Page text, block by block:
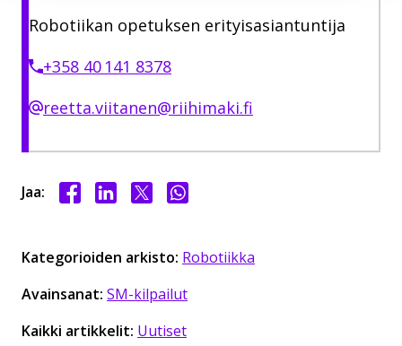
Robotiikan opetuksen erityisasiantuntija
+358 40 141 8378
reetta.viitanen@riihimaki.fi
Jaa: Jaa Facebookissa
Jaa LinkedInissä
Jaa X:ssäJaa WhasAppissa
Kategorioiden arkisto: Robotiikka
Avainsanat: SM-kilpailut
Kaikki artikkelit: Uutiset